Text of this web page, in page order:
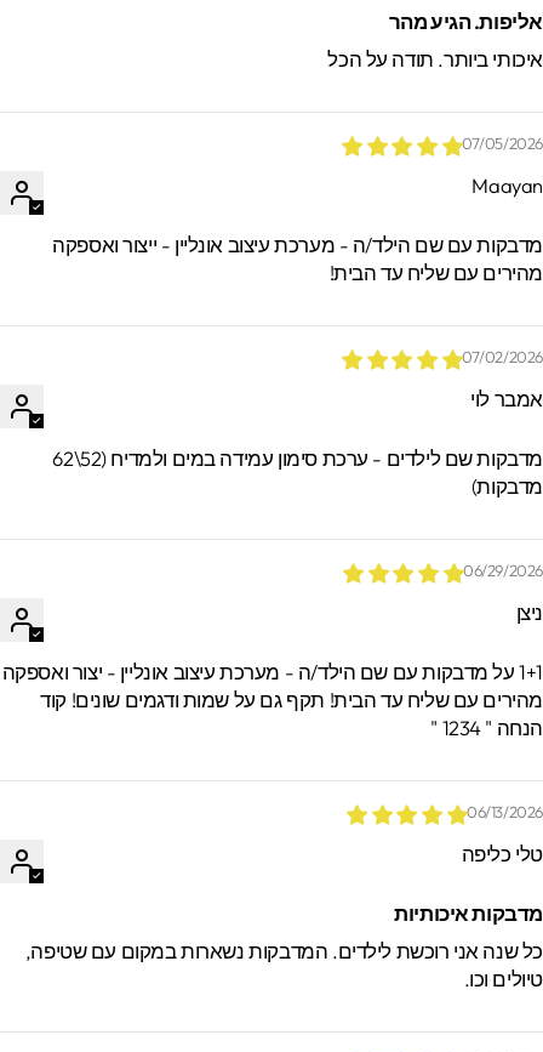
הזמנות.
הגיע מהר
ביותר. תודה על הכל
07/05/
עם שם הילד/ה - מערכת עיצוב אונליין - ייצור ואספקה
עם שליח עד הבית!
07/02/
לוי
מדבקות שם לילדים - ערכת סימון עמידה במים ולמדיח (52\62
06/29/
1+1 על מדבקות עם שם הילד/ה - מערכת עיצוב אונליין - יצור ואספקה
עם שליח עד הבית! תקף גם על שמות ודגמים שונים! קוד
" 1234 "
06/13/
כליפה
איכותיות
שנה אני רוכשת לילדים. המדבקות נשארות במקום עם שטיפה,
וכו.